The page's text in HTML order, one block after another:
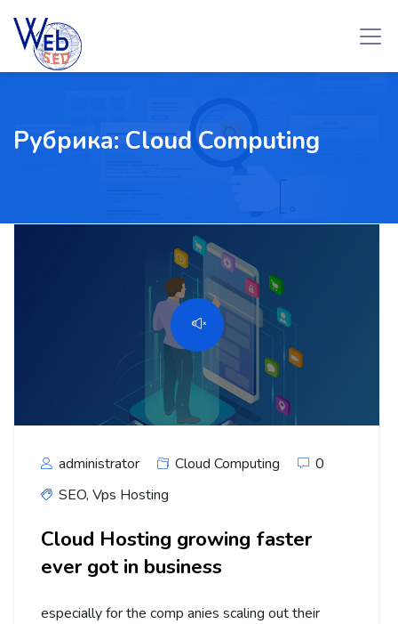
Рубрика:Cloud Computing
administrator Cloud Computing
0
SEO, Vps Hosting
Cloud Hosting growing faster
ever got in business
especially for the comp anies scaling out their